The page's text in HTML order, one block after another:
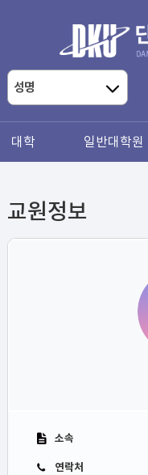
대학 일반대학원
교원정보
소속
연락처